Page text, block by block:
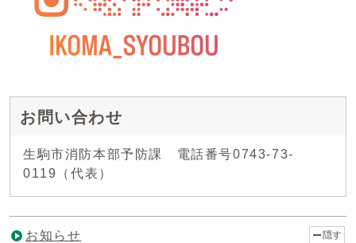
お問い合わせ
生駒市消防本部予防課 電話番号0743-73-
0119（代表）
お知らせ 隠す